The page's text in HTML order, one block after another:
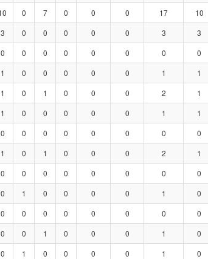
0 7 0 0 0 17 10
3 0 0 0 0 0 3 3
0 0 0 0 0 0 0 0
1 0 0 0 0 0 1 1
1 0 1 0 0 0 2 1
1 0 0 0 0 0 1 1
0 0 0 0 0 0 0 0
1 0 1 0 0 0 2 1
0 0 0 0 0 0 0 0
0 1 0 0 0 0 1 0
0 0 0 0 0 0 0 0
0 0 1 0 0 0 1 0
0 1 0 0 0 0 1 0